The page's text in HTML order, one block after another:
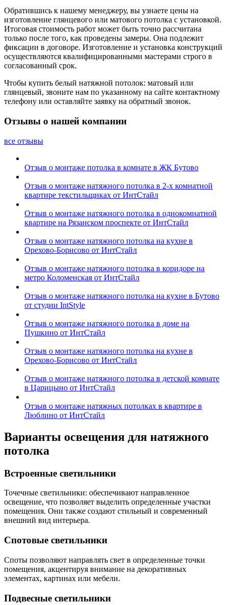
Обратившись к нашему менеджеру, вы узнаете цены на
изготовление глянцевого или матового потолка с установкой.
Итоговая стоимость работ может быть точно рассчитана
только после того, как проведены замеры. Она подлежит
фиксации в договоре. Изготовление и установка конструкций
осуществляются квалифицированными мастерами строго в
согласованный срок.
Чтобы купить белый натяжной потолок: матовый или
глянцевый, звоните нам по указанному на сайте контактному
телефону или оставляйте заявку на обратный звонок.
Отзывы о нашей компании
все отзывы
Отзыв о монтаже потолка в комнате в ЖК Бутово
Отзыв о монтаже натяжного потолка в 2-х комнатной
квартире текстильщиках от ИнтСтайл
Отзыв о монтаже натяжного потолка в однокомнатной
квартире на Рязанском проспекте от ИнтСтайл
Отзыв о монтаже натяжного потолка на кухне в
Орехово-Борисово от ИнтСтайл
Отзыв о монтаже натяжного потолка в коридоре на
метро Коломенская от ИнтСтайл
Отзыв о монтаже натяжного потолка на кухне в Бутово
от студии IntStyle
Отзыв о монтаже натяжного потолка в доме на
Пушкино от ИнтСтайл
Отзыв о монтаже натяжного потолка на кухне в
Орехово-Борисово от ИнтСтайл
Отзыв о монтаже натяжного потолка в детской комнате
в Царицыно от ИнтСтайл
Отзыв о монтаже натяжных потолках в квартире в
Люблино от ИнтСтайл
Варианты освещения для натяжного
потолка
Встроенные светильники
Точечные светильники: обеспечивают направленное
освещение, что позволяет выделить определенные участки
помещения. Они также создают стильный и современный
внешний вид интерьера.
Спотовые светильники
Споты позволяют направлять свет в определенные точки
помещения, акцентируя внимание на декоративных
элементах, картинах или мебели.
Подвесные светильники